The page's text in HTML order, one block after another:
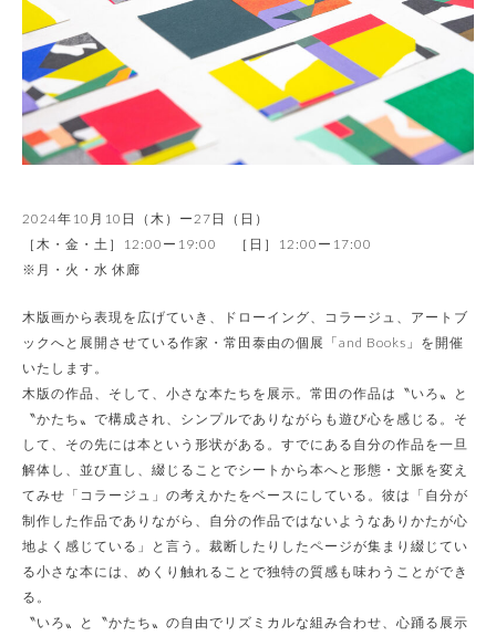
2024年10月10日（木）ー27日（日）
［木・金・土］12:00ー19:00 ［日］12:00ー17:00
※月・火・水 休廊
木版画から表現を広げていき、ドローイング、コラージュ、アートブ
ックへと展開させている作家・常田泰由の個展「and Books」を開催
いたします。
木版の作品、そして、小さな本たちを展示。常田の作品は〝いろ〟と
〝かたち〟で構成され、シンプルでありながらも遊び心を感じる。そ
して、その先には本という形状がある。すでにある自分の作品を一旦
解体し、並び直し、綴じることでシートから本へと形態・文脈を変え
てみせ「コラージュ」の考えかたをベースにしている。彼は「自分が
制作した作品でありながら、自分の作品ではないようなありかたが心
地よく感じている」と言う。裁断したりしたページが集まり綴じてい
る小さな本には、めくり触れることで独特の質感も味わうことができ
る。
〝いろ〟と〝かたち〟の自由でリズミカルな組み合わせ、心踊る展示